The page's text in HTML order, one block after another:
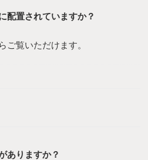
配置されていますか？
ご覧いただけます。
ありますか？